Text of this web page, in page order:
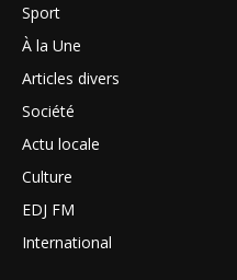
Sport
À la Une
Articles divers
Société
Actu locale
Culture
EDJ FM
International